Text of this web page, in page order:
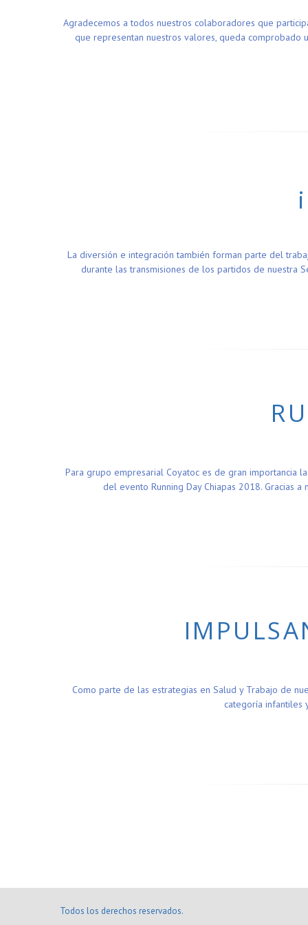
Agradecemos a todos nuestros colaboradores que
que representan nuestros valores, queda comprobado
La diversión e integración también forman parte del
durante las transmisiones de los partidos de nuestra
Para grupo empresarial Coyatoc es de gran importancia
del evento Running Day Chiapas 2018. Gracias
Como parte de las estrategias en Salud y Trabajo de
categoría infantiles
Todos los derechos reservados.